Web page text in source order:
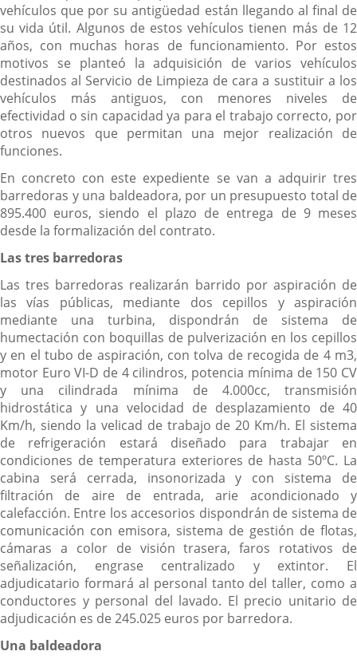
vehículos que por su antigüedad están llegando al final de
su vida útil. Algunos de estos vehículos tienen más de 12
años, con muchas horas de funcionamiento. Por estos
motivos se planteó la adquisición de varios vehículos
destinados al Servicio de Limpieza de cara a sustituir a los
vehículos más antiguos, con menores niveles de
efectividad o sin capacidad ya para el trabajo correcto, por
otros nuevos que permitan una mejor realización de
funciones.
En concreto con este expediente se van a adquirir tres
barredoras y una baldeadora, por un presupuesto total de
895.400 euros, siendo el plazo de entrega de 9 meses
desde la formalización del contrato.
Las tres barredoras
Las tres barredoras realizarán barrido por aspiración de
las vías públicas, mediante dos cepillos y aspiración
mediante una turbina, dispondrán de sistema de
humectación con boquillas de pulverización en los cepillos
y en el tubo de aspiración, con tolva de recogida de 4 m3,
motor Euro VI-D de 4 cilindros, potencia mínima de 150 CV
y una cilindrada mínima de 4.000cc, transmisión
hidrostática y una velocidad de desplazamiento de 40
Km/h, siendo la velicad de trabajo de 20 Km/h. El sistema
de refrigeración estará diseñado para trabajar en
condiciones de temperatura exteriores de hasta 50ºC. La
cabina será cerrada, insonorizada y con sistema de
filtración de aire de entrada, arie acondicionado y
calefacción. Entre los accesorios dispondrán de sistema de
comunicación con emisora, sistema de gestión de flotas,
cámaras a color de visión trasera, faros rotativos de
señalización, engrase centralizado y extintor. El
adjudicatario formará al personal tanto del taller, como a
conductores y personal del lavado. El precio unitario de
adjudicación es de 245.025 euros por barredora.
Una baldeadora